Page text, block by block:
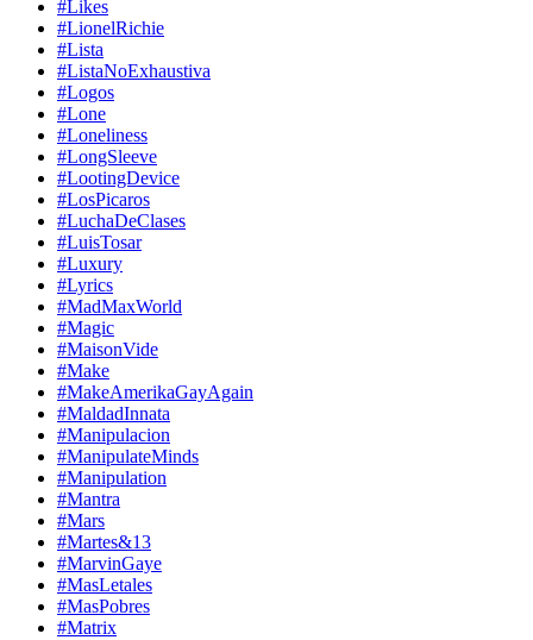
#Likes
#LionelRichie
#Lista
#ListaNoExhaustiva
#Logos
#Lone
#Loneliness
#LongSleeve
#LootingDevice
#LosPicaros
#LuchaDeClases
#LuisTosar
#Luxury
#Lyrics
#MadMaxWorld
#Magic
#MaisonVide
#Make
#MakeAmerikaGayAgain
#MaldadInnata
#Manipulacion
#ManipulateMinds
#Manipulation
#Mantra
#Mars
#Martes&13
#MarvinGaye
#MasLetales
#MasPobres
#Matrix